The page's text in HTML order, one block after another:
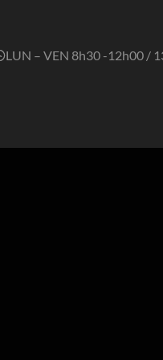
LUN – VEN 8h30 -12h00 /